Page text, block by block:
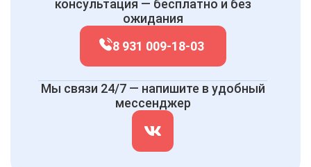
консультация — бесплатно и без
ожидания
8 931 009-18-03
Мы связи 24/7 — напишите в удобный
мессенджер